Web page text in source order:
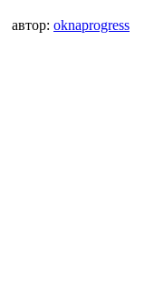
автор: oknaprogress